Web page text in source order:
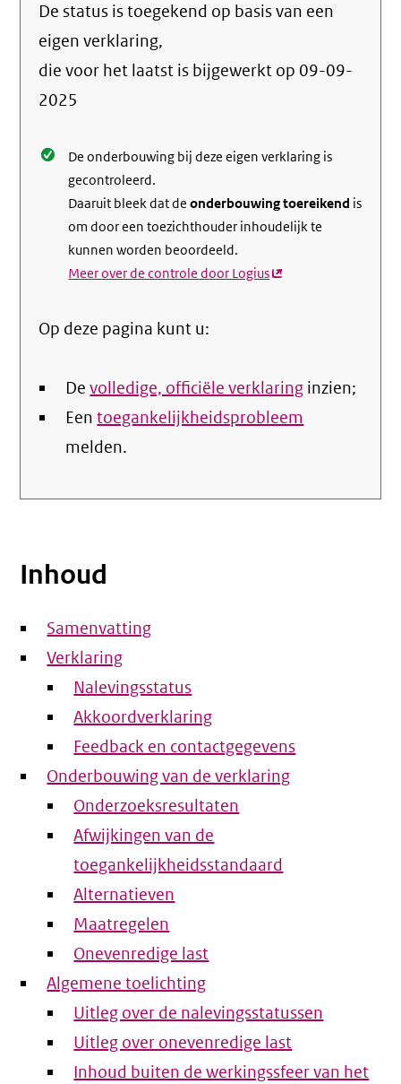
over
De status is toegekend op basis van een
eigen verklaring,
die voor het laatst is bijgewerkt op 09-09-
2025
De onderbouwing bij deze eigen verklaring is
gecontroleerd.
Daaruit bleek dat deonderbouwing toereikend is
om door een toezichthouder inhoudelijk te
kunnen worden beoordeeld.
Meer over de controle door Logius(externe
Op deze pagina kunt u:
Devolledige, officiële verklaring inzien;
Eentoegankelijkheidsprobleem
melden.
Inhoud
Samenvatting
Verklaring
Nalevingsstatus
Akkoordverklaring
Feedback en contactgegevens
Onderbouwing van de verklaring
Onderzoeksresultaten
Afwijkingen van de
toegankelijkheidsstandaard
Alternatieven
Maatregelen
Onevenredige last
Algemene toelichting
Uitleg over de nalevingsstatussen
Uitleg over onevenredige last
Inhoud buiten de werkingssfeer van het